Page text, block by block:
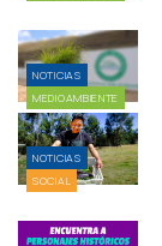
NOTICIAS
MEDIOAMBIENTE
NOTICIAS
SOCIAL